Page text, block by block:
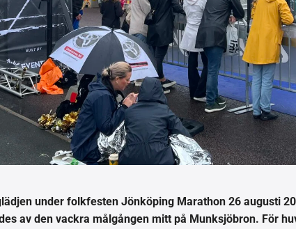
under folkfesten Jönköping Marathon 26 augusti
av den vackra målgången mitt på Munksjöbron. För